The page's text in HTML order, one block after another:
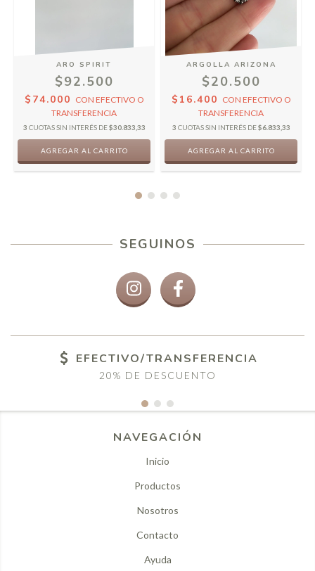
ARO SPIRIT
$92.500
$74.000 CON EFECTIVO O
TRANSFERENCIA
3 CUOTAS SIN INTERÉS DE$30.833,33
ARGOLLA ARIZONA
$20.500
$16.400 CON EFECTIVO O
TRANSFERENCIA
3 CUOTAS SIN INTERÉS DE$6.833,33
SEGUINOS
EFECTIVO/TRANSFERENCIA
20% DE DESCUENTO
NAVEGACIÓN
Inicio
Productos
Nosotros
Contacto
Ayuda